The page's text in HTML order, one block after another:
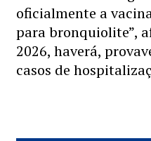
oficialmente a
para bronquiolite”,
2026, haverá,
casos de